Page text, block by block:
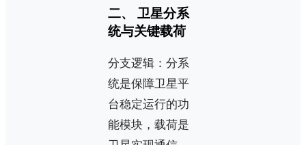
二、 卫星分系
统与关键载荷
分支逻辑：分系
统是保障卫星平
台稳定运行的功
能模块，载荷是